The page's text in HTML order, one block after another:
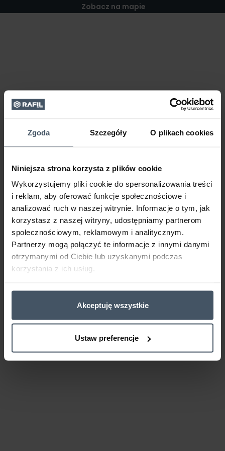
Zgoda Szczegóły O plikach cookies
Niniejsza strona korzysta z plików cookie
Wykorzystujemy pliki cookie do spersonalizowania treści
i reklam, aby oferować funkcje społecznościowe i
analizować ruch w naszej witrynie. Informacje o tym, jak
korzystasz z naszej witryny, udostępniamy partnerom
społecznościowym, reklamowym i analitycznym.
Partnerzy mogą połączyć te informacje z innymi danymi
otrzymanymi od Ciebie lub uzyskanymi podczas
korzystania z ich usług.
Akceptuję wszystkie
Ustaw preferencje
Zobacz na mapie